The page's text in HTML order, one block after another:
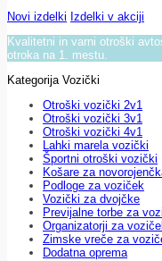
Novi izdelki Izdelki v akciji
Kvalitetni in varni otroški
otroka na 1. mestu.
Kategorija Vozički
Otroški vozički 2v1
Otroški vozički 3v1
Otroški vozički 4v1
Lahki marela vozički
Športni otroški vozički
Košare za
Podloge za voziček
Vozički za dvojčke
Previjalne torbe za
Organizatorji za
Zimske vreče za
Dodatna oprema